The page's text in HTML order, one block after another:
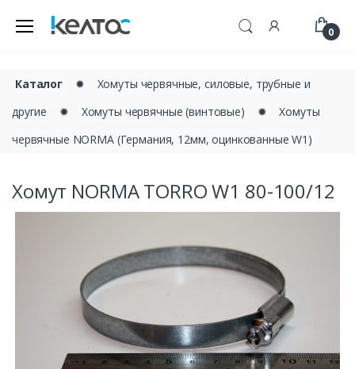
0
Каталог ✹
Хомуты червячные, силовые, трубные и
другие
✹ Хомуты червячные (винтовые) ✹
Хомуты
червячные NORMA (Германия, 12мм, оцинкованные W1)
Хомут NORMA TORRO W1 80-100/12